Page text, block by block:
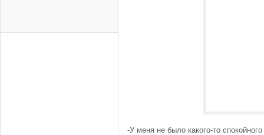
-У меня не было какого-то